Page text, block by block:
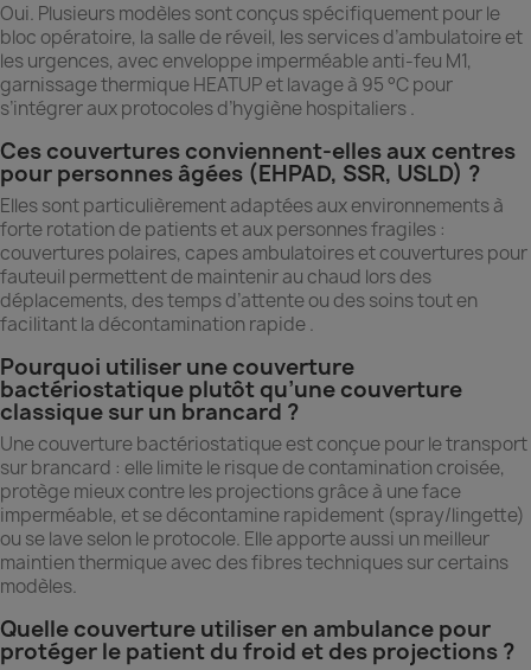
Oui. Plusieurs modèles sont conçus spécifiquement pour le
bloc opératoire, la salle de réveil, les services d’ambulatoire et
les urgences, avec enveloppe imperméable anti-feu M1,
garnissage thermique HEATUP et lavage à 95 °C pour
s’intégrer aux protocoles d’hygiène hospitaliers .
Ces couvertures conviennent-elles aux centres
pour personnes âgées (EHPAD, SSR, USLD) ?
Elles sont particulièrement adaptées aux environnements à
forte rotation de patients et aux personnes fragiles :
couvertures polaires, capes ambulatoires et couvertures pour
fauteuil permettent de maintenir au chaud lors des
déplacements, des temps d’attente ou des soins tout en
facilitant la décontamination rapide .
Pourquoi utiliser une couverture
bactériostatique plutôt qu’une couverture
classique sur un brancard ?
Une couverture bactériostatique est conçue pour le transport
sur brancard : elle limite le risque de contamination croisée,
protège mieux contre les projections grâce à une face
imperméable, et se décontamine rapidement (spray/lingette)
ou se lave selon le protocole. Elle apporte aussi un meilleur
maintien thermique avec des fibres techniques sur certains
modèles.
Quelle couverture utiliser en ambulance pour
protéger le patient du froid et des projections ?